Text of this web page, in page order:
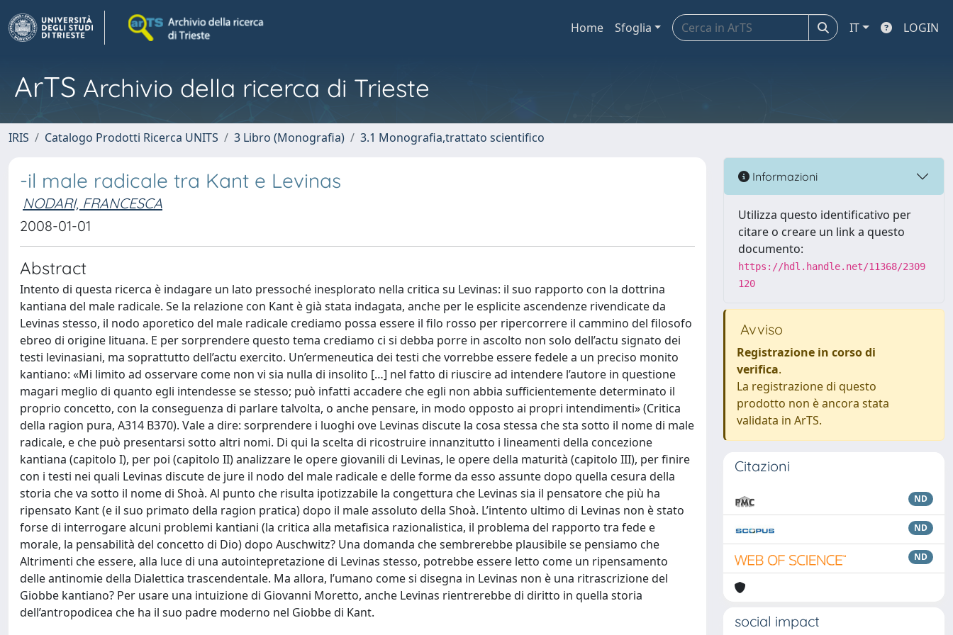
Home Sfoglia IT LOGIN
ArTS Archivio della ricerca di Trieste
IRIS Catalogo Prodotti Ricerca UNITS 3 Libro (Monografia) 3.1 Monografia,trattato scientifico
-il male radicale tra Kant e Levinas
NODARI, FRANCESCA
2008-01-01
Abstract
Intento di questa ricerca è indagare un lato pressoché inesplorato nella critica su Levinas: il suo rapporto con la dottrina
kantiana del male radicale. Se la relazione con Kant è già stata indagata, anche per le esplicite ascendenze rivendicate da
Levinas stesso, il nodo aporetico del male radicale crediamo possa essere il filo rosso per ripercorrere il cammino del filosofo
ebreo di origine lituana. E per sorprendere questo tema crediamo ci si debba porre in ascolto non solo dell’actu signato dei
testi levinasiani, ma soprattutto dell’actu exercito. Un’ermeneutica dei testi che vorrebbe essere fedele a un preciso monito
kantiano: «Mi limito ad osservare come non vi sia nulla di insolito […] nel fatto di riuscire ad intendere l’autore in questione
magari meglio di quanto egli intendesse se stesso; può infatti accadere che egli non abbia sufficientemente determinato il
proprio concetto, con la conseguenza di parlare talvolta, o anche pensare, in modo opposto ai propri intendimenti» (Critica
della ragion pura, A314 B370). Vale a dire: sorprendere i luoghi ove Levinas discute la cosa stessa che sta sotto il nome di male
radicale, e che può presentarsi sotto altri nomi. Di qui la scelta di ricostruire innanzitutto i lineamenti della concezione
kantiana (capitolo I), per poi (capitolo II) analizzare le opere giovanili di Levinas, le opere della maturità (capitolo III), per finire
con i testi nei quali Levinas discute de jure il nodo del male radicale e delle forme da esso assunte dopo quella cesura della
storia che va sotto il nome di Shoà. Al punto che risulta ipotizzabile la congettura che Levinas sia il pensatore che più ha
ripensato Kant (e il suo primato della ragion pratica) dopo il male assoluto della Shoà. L’intento ultimo di Levinas non è stato
forse di interrogare alcuni problemi kantiani (la critica alla metafisica razionalistica, il problema del rapporto tra fede e
morale, la pensabilità del concetto di Dio) dopo Auschwitz? Una domanda che sembrerebbe plausibile se pensiamo che
Altrimenti che essere, alla luce di una autointepretazione di Levinas stesso, potrebbe essere letto come un ripensamento
delle antinomie della Dialettica trascendentale. Ma allora, l’umano come si disegna in Levinas non è una ritrascrizione del
Giobbe kantiano? Per usare una intuizione di Giovanni Moretto, anche Levinas rientrerebbe di diritto in quella storia
dell’antropodicea che ha il suo padre moderno nel Giobbe di Kant.
Informazioni
Utilizza questo identificativo per
citare o creare un link a questo
documento:
https://hdl.handle.net/11368/2309
120
Avviso
Registrazione in corso di
verifica.
La registrazione di questo
prodotto non è ancora stata
validata in ArTS.
Citazioni
ND
ND
ND
social impact